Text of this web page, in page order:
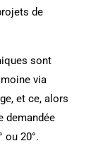
de
sont
via
et ce, alors
demandée
ou 20°.